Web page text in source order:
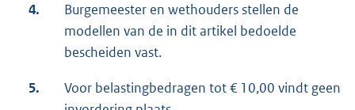
4.
Burgemeester en wethouders stellen de
modellen van de in dit artikel bedoelde
bescheiden vast.
5.
Voor belastingbedragen tot € 10,00 vindt geen